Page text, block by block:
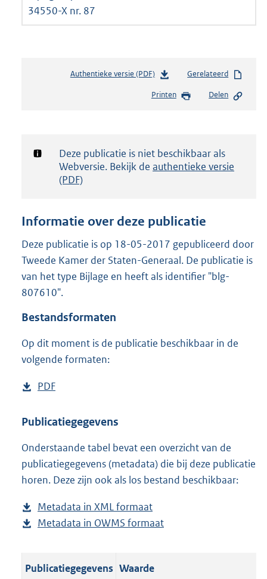
34550-X nr. 87
Authentieke versie (PDF)b
s
d
g
t
e
:
5
Gerelateerd
Printen Delen
Notificatie:
Deze publicatie is niet beschikbaar als
Webversie. Bekijk de authentieke versie
(PDF)
Informatie over deze publicatie
Deze publicatie is op 18-05-2017 gepubliceerd door
Tweede Kamer der Staten-Generaal. De publicatie is
van het type Bijlage en heeft als identifier "blg-
807610".
Bestandsformaten
Op dit moment is de publicatie beschikbaar in de
volgende formaten:
D
w
l
o
a
p
u
l
PDF
s
a
n
d
g
r
o
Publicatiegegevens
Onderstaande tabel bevat een overzicht van de
publicatiegegevens (metadata) die bij deze publicatie
horen. Deze zijn ook als los bestand beschikbaar:
Metadata in XML formaat
e
a
Metadata in OWMS formaat
Publicatiegegevens Waarde